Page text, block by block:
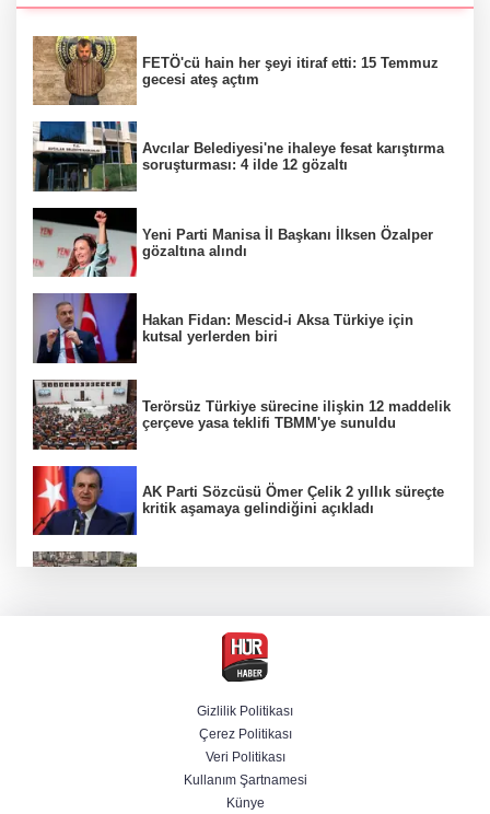
FETÖ'cü hain her şeyi itiraf etti: 15 Temmuz
gecesi ateş açtım
Avcılar Belediyesi'ne ihaleye fesat karıştırma
soruşturması: 4 ilde 12 gözaltı
Yeni Parti Manisa İl Başkanı İlksen Özalper
gözaltına alındı
Hakan Fidan: Mescid-i Aksa Türkiye için
kutsal yerlerden biri
Terörsüz Türkiye sürecine ilişkin 12 maddelik
çerçeve yasa teklifi TBMM'ye sunuldu
AK Parti Sözcüsü Ömer Çelik 2 yıllık süreçte
kritik aşamaya gelindiğini açıkladı
Firari olarak aranıyordu! Menderes Belediye
Başkan Yardımcısı yakalandı
Cumhurbaşkanı Erdoğan'dan Terörsüz
Türkiye vurgusu
Gizlilik Politikası
Çerez Politikası
Veri Politikası
Kullanım Şartnamesi
Künye